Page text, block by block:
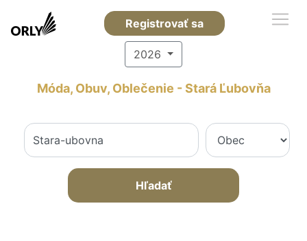
Registrovať sa
2026
Móda, Obuv, Oblečenie - Stará Ľubovňa
Hľadať